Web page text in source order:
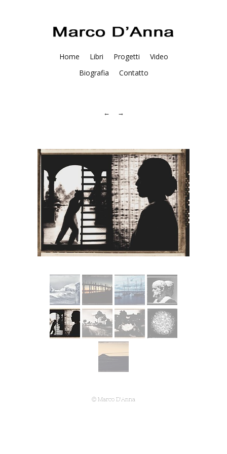
Home Libri Progetti
Video
Biografia
Contatto
© Marco D'Anna